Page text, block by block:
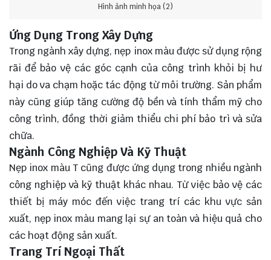
Hình ảnh minh họa (2)
Ứng Dụng Trong Xây Dựng
Trong ngành xây dựng, nẹp inox màu được sử dụng rộng
rãi để bảo vệ các góc cạnh của công trình khỏi bị hư
hại do va chạm hoặc tác động từ môi trường. Sản phẩm
này cũng giúp tăng cường độ bền và tính thẩm mỹ cho
công trình, đồng thời giảm thiểu chi phí bảo trì và sửa
chữa.
Ngành Công Nghiệp Và Kỹ Thuật
Nẹp inox màu T cũng được ứng dụng trong nhiều ngành
công nghiệp và kỹ thuật khác nhau. Từ việc bảo vệ các
thiết bị máy móc đến việc trang trí các khu vực sản
xuất, nẹp inox màu mang lại sự an toàn và hiệu quả cho
các hoạt động sản xuất.
Trang Trí Ngoại Thất